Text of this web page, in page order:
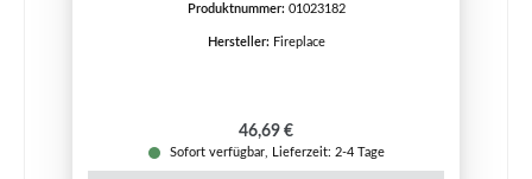
Produktnummer: 01023182
Hersteller: Fireplace
Regulärer Preis:
46,69 €
Sofort verfügbar, Lieferzeit: 2-4 Tage